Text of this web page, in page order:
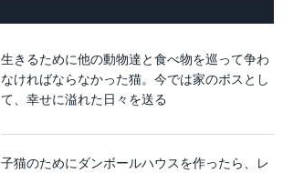
生きるために他の動物達と食べ物を巡って争わ
なければならなかった猫。今では家のボスとし
て、幸せに溢れた日々を送る
子猫のためにダンボールハウスを作ったら、レ